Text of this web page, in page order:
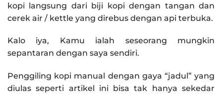
kopi langsung dari biji kopi dengan tangan dan
cerek air / kettle yang direbus dengan api terbuka.
Kalo iya, Kamu ialah seseorang mungkin
sepantaran dengan saya sendiri.
Penggiling kopi manual dengan gaya “jadul” yang
diulas seperti artikel ini bisa tak hanya sekedar